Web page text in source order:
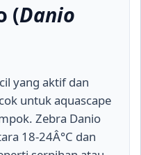
(Danio
yang aktif dan
untuk aquascape
Zebra Danio
18-24Â°C dan